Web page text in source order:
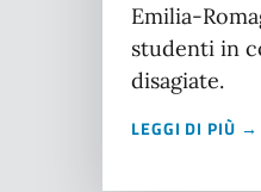
Emilia-
studenti in
disagiate.
LEGGI DI PIÙ →